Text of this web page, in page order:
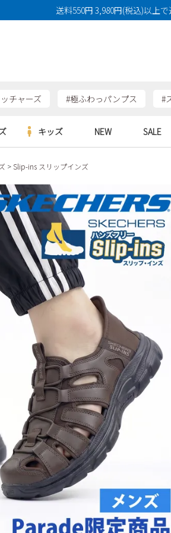
送料550円 3,980円(税込)以上で
チャーズ #極ふわっパンプス #
ルシューズ
ューズ
SKECHERS
moz
new balance
puma
カジュアルシューズ
ワークシューズ
ブーツ
ウェア
GAP
EDWIN
new
キッズ NEW SALE
ッグ
ーバッグ
Slip-ins スリップインズ